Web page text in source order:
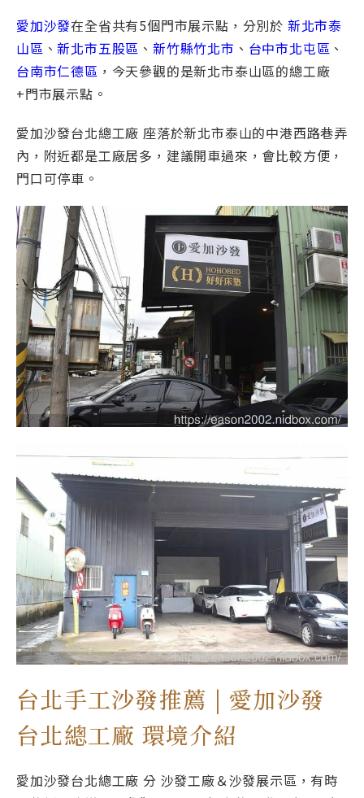
愛加沙發在全省共有5個門市展示點，分別於 新北市泰
山區 、新北市五股區 、新竹縣竹北市 、 台中市北屯區 、
台南市仁德區 ，今天參觀的是新北市泰山區的總工廠
+門市展示點。
愛加沙發台北總工廠 座落於新北市泰山的中港西路巷弄
內，附近都是工廠居多，建議開車過來，會比較方便，
門口可停車。
台北手工沙發推薦 | 愛加沙發
台北總工廠 環境介紹
愛加沙發台北總工廠 分 沙發工廠＆沙發展示區，有時